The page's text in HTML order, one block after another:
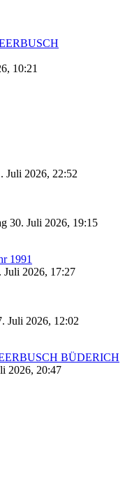
10:21
Juli 2026, 22:52
30. Juli 2026, 19:15
1991
Juli 2026, 17:27
Juli 2026, 12:02
BÜDERICH
2026, 20:47